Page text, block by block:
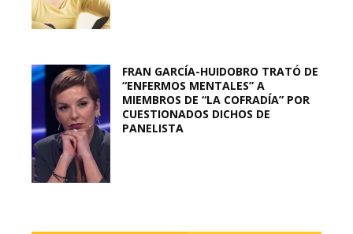
FRAN GARCÍA-HUIDOBRO TRATÓ DE
“ENFERMOS MENTALES” A
MIEMBROS DE “LA COFRADÍA” POR
CUESTIONADOS DICHOS DE
PANELISTA